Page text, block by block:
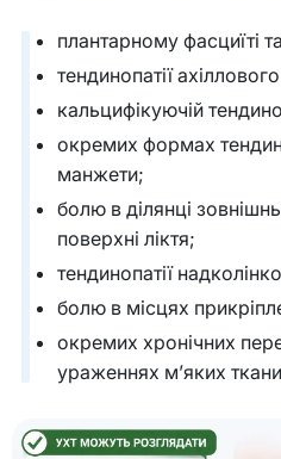
плантарному фасциїті
тендинопатії
кальцифікуючій
окремих формах
манжети;
болю в ділянці
поверхні ліктя;
тендинопатії
болю в місцях
окремих хронічних
ураженнях м’яких